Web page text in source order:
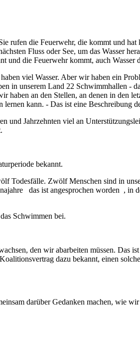
rufen die Feuerwehr, die kommt und
Fluss oder See, um das Wasser
und die Feuerwehr kommt, auch Wasser
viel Wasser. Aber wir haben ein
in unserem Land 22 Schwimmhallen -
an den Stellen, an denen in den
lernen kann. - Das ist eine
und Jahrzehnten viel an
bekannt.
Todesfälle. Zwölf Menschen sind in
das ist angesprochen worden , in
Schwimmen bei.
den wir abarbeiten müssen. Das
dazu bekannt, einen
darüber Gedanken machen, wie